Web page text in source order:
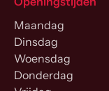
Maandag
Dinsdag
Woensdag
Donderdag